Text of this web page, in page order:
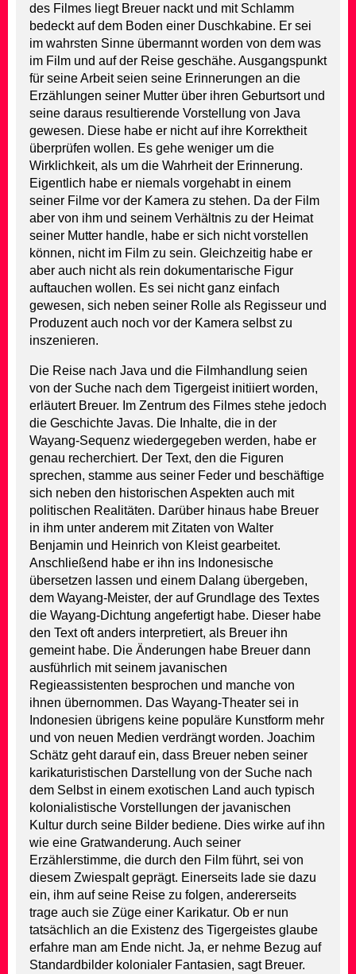
des Filmes liegt Breuer nackt und mit Schlamm
bedeckt auf dem Boden einer Duschkabine. Er sei
im wahrsten Sinne übermannt worden von dem was
im Film und auf der Reise geschähe. Ausgangspunkt
für seine Arbeit seien seine Erinnerungen an die
Erzählungen seiner Mutter über ihren Geburtsort und
seine daraus resultierende Vorstellung von Java
gewesen. Diese habe er nicht auf ihre Korrektheit
überprüfen wollen. Es gehe weniger um die
Wirklichkeit, als um die Wahrheit der Erinnerung.
Eigentlich habe er niemals vorgehabt in einem
seiner Filme vor der Kamera zu stehen. Da der Film
aber von ihm und seinem Verhältnis zu der Heimat
seiner Mutter handle, habe er sich nicht vorstellen
können, nicht im Film zu sein. Gleichzeitig habe er
aber auch nicht als rein dokumentarische Figur
auftauchen wollen. Es sei nicht ganz einfach
gewesen, sich neben seiner Rolle als Regisseur und
Produzent auch noch vor der Kamera selbst zu
inszenieren.
Die Reise nach Java und die Filmhandlung seien
von der Suche nach dem Tigergeist initiiert worden,
erläutert Breuer. Im Zentrum des Filmes stehe jedoch
die Geschichte Javas. Die Inhalte, die in der
Wayang-Sequenz wiedergegeben werden, habe er
genau recherchiert. Der Text, den die Figuren
sprechen, stamme aus seiner Feder und beschäftige
sich neben den historischen Aspekten auch mit
politischen Realitäten. Darüber hinaus habe Breuer
in ihm unter anderem mit Zitaten von Walter
Benjamin und Heinrich von Kleist gearbeitet.
Anschließend habe er ihn ins Indonesische
übersetzen lassen und einem Dalang übergeben,
dem Wayang-Meister, der auf Grundlage des Textes
die Wayang-Dichtung angefertigt habe. Dieser habe
den Text oft anders interpretiert, als Breuer ihn
gemeint habe. Die Änderungen habe Breuer dann
ausführlich mit seinem javanischen
Regieassistenten besprochen und manche von
ihnen übernommen. Das Wayang-Theater sei in
Indonesien übrigens keine populäre Kunstform mehr
und von neuen Medien verdrängt worden. Joachim
Schätz geht darauf ein, dass Breuer neben seiner
karikaturistischen Darstellung von der Suche nach
dem Selbst in einem exotischen Land auch typisch
kolonialistische Vorstellungen der javanischen
Kultur durch seine Bilder bediene. Dies wirke auf ihn
wie eine Gratwanderung. Auch seiner
Erzählerstimme, die durch den Film führt, sei von
diesem Zwiespalt geprägt. Einerseits lade sie dazu
ein, ihm auf seine Reise zu folgen, andererseits
trage auch sie Züge einer Karikatur. Ob er nun
tatsächlich an die Existenz des Tigergeistes glaube
erfahre man am Ende nicht. Ja, er nehme Bezug auf
Standardbilder kolonialer Fantasien, sagt Breuer.